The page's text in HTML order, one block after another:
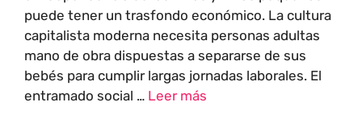
puede tener un trasfondo económico. La cultura
capitalista moderna necesita personas adultas
mano de obra dispuestas a separarse de sus
bebés para cumplir largas jornadas laborales. El
entramado social … Leer más